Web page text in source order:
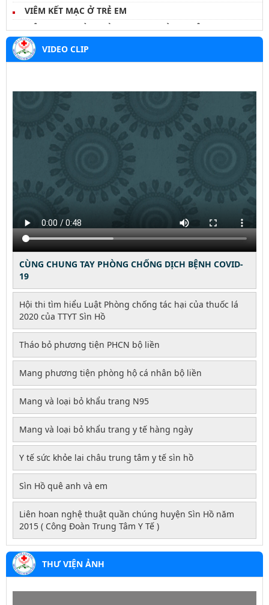
VIÊM KẾT MẠC Ở TRẺ EM
VIÊM TAI NGOÀI – ĐỪNG COI THƯỜNG MỘT CƠN ĐAU
NHỎ
BỆNH WHITMORE – NHỮNG ĐIỀU CẦN LƯU Ý
VIDEO CLIP
CÙNG CHUNG TAY PHÒNG CHỐNG DỊCH BỆNH COVID-
19
Hội thi tìm hiểu Luật Phòng chống tác hại của thuốc lá
2020 của TTYT Sìn Hồ
Tháo bỏ phương tiện PHCN bộ liền
Mang phương tiện phòng hộ cá nhân bộ liền
Mang và loại bỏ khẩu trang N95
Mang và loại bỏ khẩu trang y tế hàng ngày
Y tế sức khỏe lai châu trung tâm y tế sìn hồ
Sìn Hồ quê anh và em
Liên hoan nghệ thuật quần chúng huyện Sìn Hồ năm
2015 ( Công Đoàn Trung Tâm Y Tế )
THƯ VIỆN ẢNH